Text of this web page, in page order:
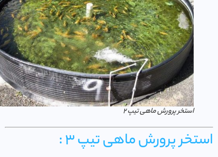
استخر پرورش ماهی تیپ 2
پرورش ماهی تیپ 3 :